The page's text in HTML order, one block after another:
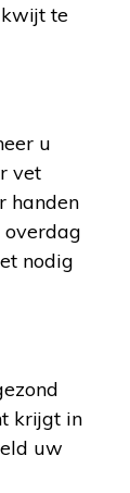
kwijt te
u
vet
handen
overdag
nodig
krijgt in
uw